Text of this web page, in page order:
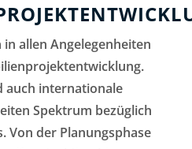
allen Angelegenheiten
auch internationale
Spektrum bezüglich
Von der Planungsphase